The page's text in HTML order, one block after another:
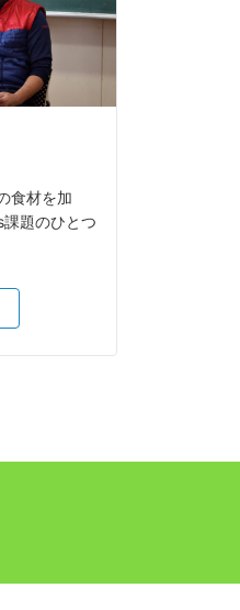
食材を加
題のひとつ